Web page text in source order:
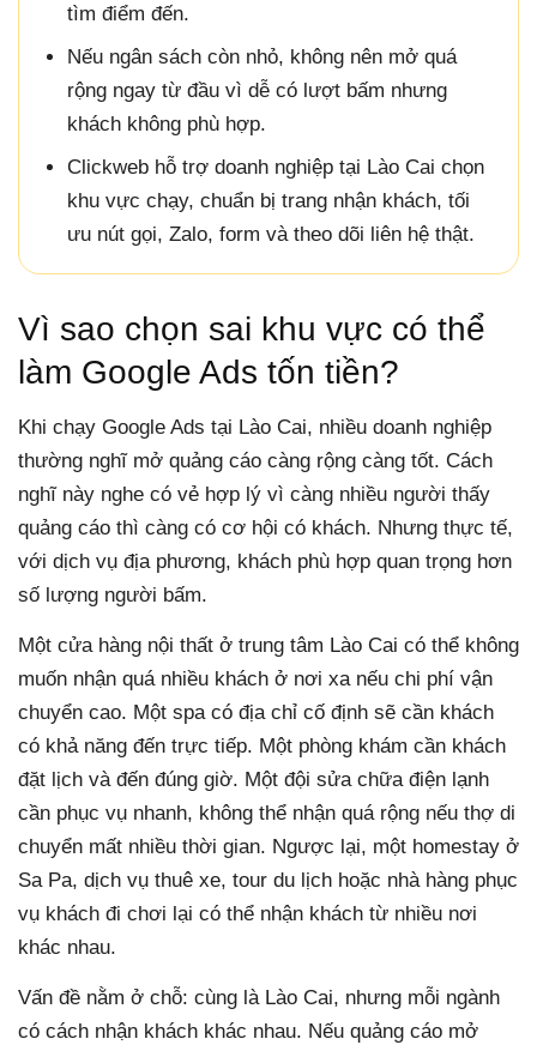
tìm điểm đến.
Nếu ngân sách còn nhỏ, không nên mở quá
rộng ngay từ đầu vì dễ có lượt bấm nhưng
khách không phù hợp.
Clickweb hỗ trợ doanh nghiệp tại Lào Cai chọn
khu vực chạy, chuẩn bị trang nhận khách, tối
ưu nút gọi, Zalo, form và theo dõi liên hệ thật.
Vì sao chọn sai khu vực có thể
làm Google Ads tốn tiền?
Khi chạy Google Ads tại Lào Cai, nhiều doanh nghiệp
thường nghĩ mở quảng cáo càng rộng càng tốt. Cách
nghĩ này nghe có vẻ hợp lý vì càng nhiều người thấy
quảng cáo thì càng có cơ hội có khách. Nhưng thực tế,
với dịch vụ địa phương, khách phù hợp quan trọng hơn
số lượng người bấm.
Một cửa hàng nội thất ở trung tâm Lào Cai có thể không
muốn nhận quá nhiều khách ở nơi xa nếu chi phí vận
chuyển cao. Một spa có địa chỉ cố định sẽ cần khách
có khả năng đến trực tiếp. Một phòng khám cần khách
đặt lịch và đến đúng giờ. Một đội sửa chữa điện lạnh
cần phục vụ nhanh, không thể nhận quá rộng nếu thợ di
chuyển mất nhiều thời gian. Ngược lại, một homestay ở
Sa Pa, dịch vụ thuê xe, tour du lịch hoặc nhà hàng phục
vụ khách đi chơi lại có thể nhận khách từ nhiều nơi
khác nhau.
Vấn đề nằm ở chỗ: cùng là Lào Cai, nhưng mỗi ngành
có cách nhận khách khác nhau. Nếu quảng cáo mở